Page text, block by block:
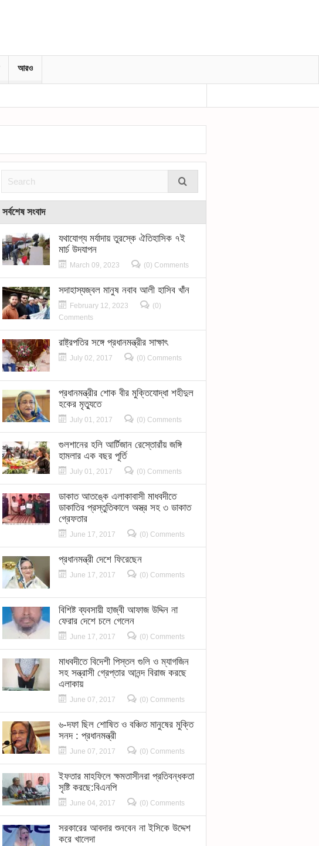
আরও
সর্বশেষ সংবাদ
যথাযোগ্য মর্যাদায় তুরস্কে ঐতিহাসিক ৭ই
মার্চ উদযাপন
March 09, 2023 (0) Comments
সদাহাস্যজ্বল মানুষ নবাব আলী হাসিব খাঁন
February 12, 2023
(0)
Comments
রাষ্ট্রপতির সঙ্গে প্রধানমন্ত্রীর সাক্ষাৎ
July 02, 2017 (0) Comments
প্রধানমন্ত্রীর শোক বীর মুক্তিযোদ্ধা শহীদুল
হকের মৃত্যুতে
July 01, 2017 (0) Comments
গুলশানের হলি আর্টিজান রেস্তোরাঁয় জঙ্গি
হামলার এক বছর পূর্তি
July 01, 2017 (0) Comments
ডাকাত আতঙ্কে এলাকাবাসী মাধবদীতে
ডাকাতির প্রস্তুতিকালে অস্ত্র সহ ৩ ডাকাত
গ্রেফতার
June 17, 2017 (0) Comments
প্রধানমন্ত্রী দেশে ফিরেছেন
June 17, 2017 (0) Comments
বিশিষ্ট ব্যবসায়ী হাজ্বী আফাজ উদ্দিন না
ফেরার দেশে চলে গেলেন
June 17, 2017 (0) Comments
মাধবদীতে বিদেশী পিস্তল গুলি ও ম্যাগজিন
সহ সন্ত্রাসী গ্রেপ্তার আনন্দ বিরাজ করছে
এলাকায়
June 07, 2017 (0) Comments
৬-দফা ছিল শোষিত ও বঞ্চিত মানুষের মুক্তি
সনদ : প্রধানমন্ত্রী
June 07, 2017 (0) Comments
ইফতার মাহফিলে ক্ষমতাসীনরা প্রতিবন্ধকতা
সৃষ্টি করছে:বিএনপি
June 04, 2017 (0) Comments
সরকারের আবদার শুনবেন না ইসিকে উদ্দেশ
করে খালেদা